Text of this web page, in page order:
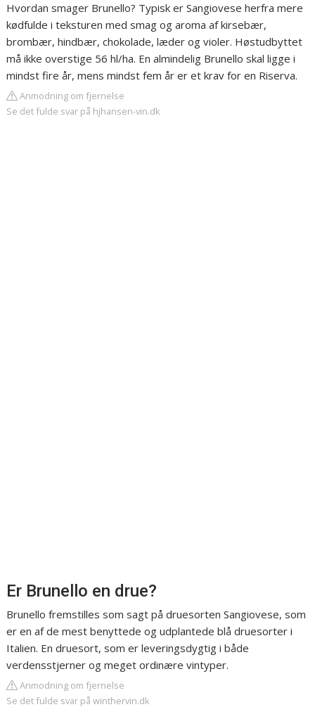
Hvordan smager Brunello? Typisk er Sangiovese herfra mere
kødfulde i teksturen med smag og aroma af kirsebær,
brombær, hindbær, chokolade, læder og violer. Høstudbyttet
må ikke overstige 56 hl/ha. En almindelig Brunello skal ligge i
mindst fire år, mens mindst fem år er et krav for en Riserva.
Anmodning om fjernelse
Se det fulde svar på hjhansen-vin.dk
Er Brunello en drue?
Brunello fremstilles som sagt på druesorten Sangiovese, som
er en af de mest benyttede og udplantede blå druesorter i
Italien. En druesort, som er leveringsdygtig i både
verdensstjerner og meget ordinære vintyper.
Anmodning om fjernelse
Se det fulde svar på winthervin.dk